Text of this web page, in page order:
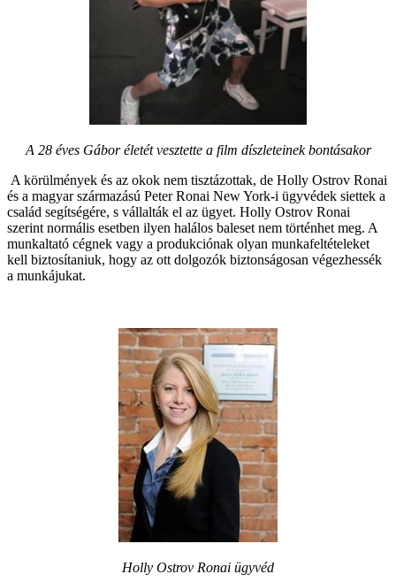
A 28 éves Gábor életét vesztette a film díszleteinek bontásakor
A körülmények és az okok nem tisztázottak, de Holly Ostrov Ronai
és a magyar származású Peter Ronai New York-i ügyvédek siettek a
család segítségére, s vállalták el az ügyet. Holly Ostrov Ronai
szerint normális esetben ilyen halálos baleset nem történhet meg. A
munkaltató cégnek vagy a produkciónak olyan munkafeltételeket
kell biztosítaniuk, hogy az ott dolgozók biztonságosan végezhessék
a munkájukat.
Holly Ostrov Ronai ügyvéd